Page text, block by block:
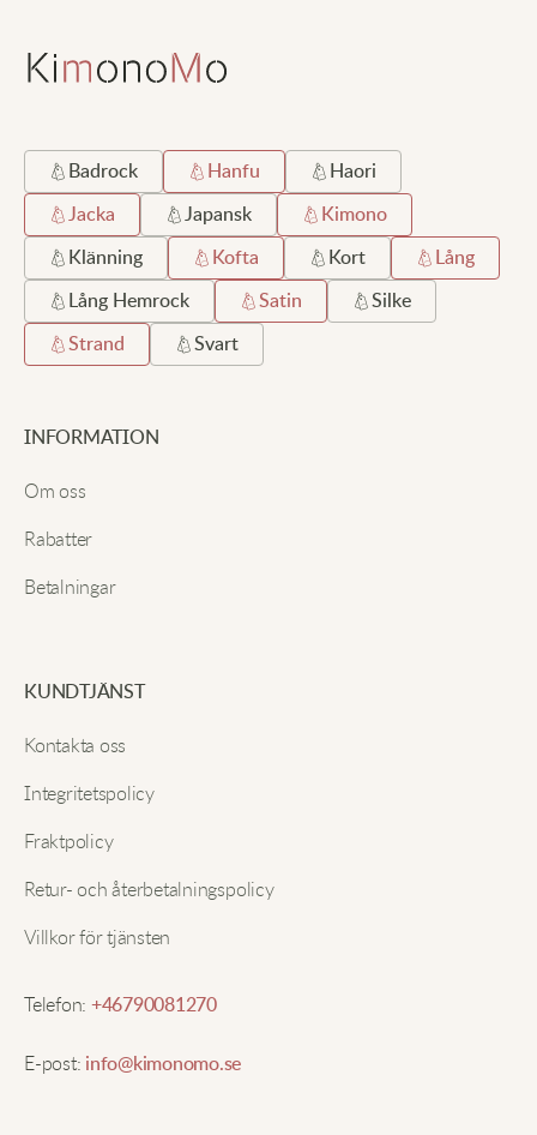
Badrock Hanfu Haori
Jacka Japansk Kimono
Klänning Kofta Kort Lång
Lång Hemrock Satin Silke
Strand Svart
INFORMATION
Om oss
Rabatter
Betalningar
KUNDTJÄNST
Kontakta oss
Integritetspolicy
Fraktpolicy
Retur- och återbetalningspolicy
Villkor för tjänsten
Telefon: +46790081270
E-post: info@kimonomo.se